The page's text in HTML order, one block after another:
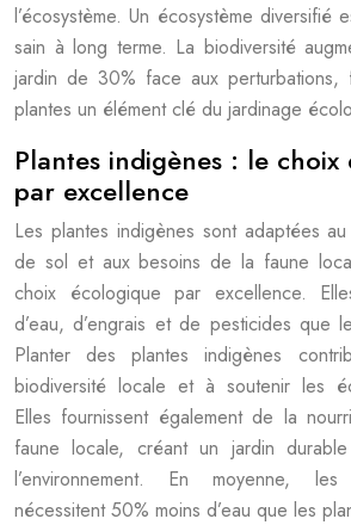
l’écosystème. Un écosystème diversifié
sain à long terme. La biodiversité
jardin de 30% face aux perturbations,
plantes un élément clé du jardinage
Plantes indigènes : le
par excellence
Les plantes indigènes sont adaptées
de sol et aux besoins de la faune
choix écologique par excellence.
d’eau, d’engrais et de pesticides que
Planter des plantes indigènes
biodiversité locale et à soutenir les
Elles fournissent également de la
faune locale, créant un jardin
l’environnement. En moyenne,
nécessitent 50% moins d’eau que les